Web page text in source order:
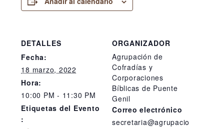
DETALLES
Fecha:
18 marzo, 2022
Hora:
10:00 PM - 11:30 PM
Etiquetas del Evento
:
ORGANIZADOR
Agrupación de
Cofradías y
Corporaciones
Bíblicas de Puente
Genil
Correo electrónico
secretaria@agrupacio